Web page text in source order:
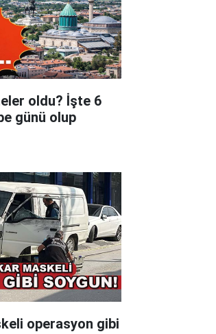
oldu? İşte 6
günü olup
operasyon gibi